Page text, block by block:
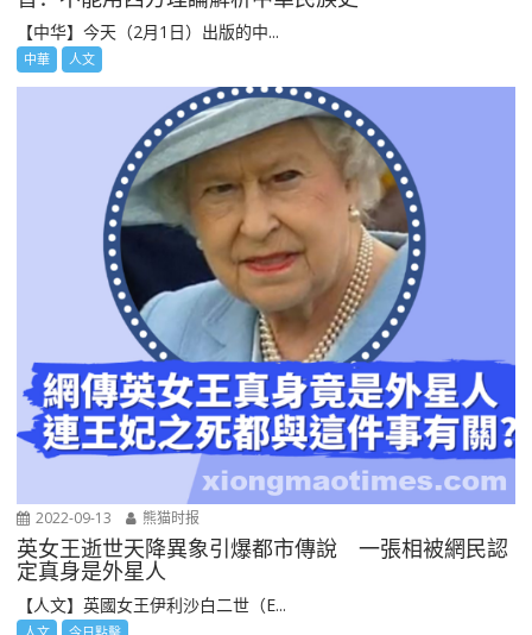
【中华】今天（2月1日）出版的中...
中華 人文
2022-09-13 熊猫时报
英女王逝世天降異象引爆都市傳說 一張相被網民認
定真身是外星人
【人文】英國女王伊利沙白二世（E...